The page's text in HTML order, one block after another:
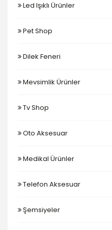
Led Işıklı Ürünler
Pet Shop
Dilek Feneri
Mevsimlik Ürünler
Tv Shop
Oto Aksesuar
Medikal Ürünler
Telefon Aksesuar
Şemsiyeler